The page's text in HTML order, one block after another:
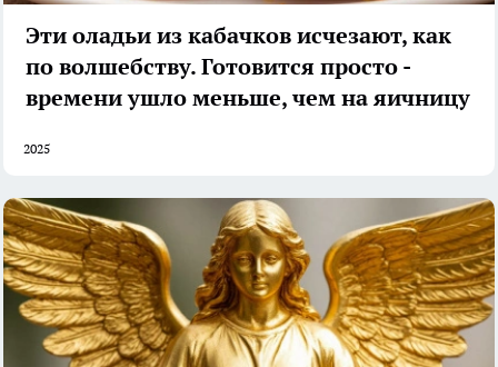
Эти оладьи из кабачков исчезают, как
по волшебству. Готовится просто -
времени ушло меньше, чем на яичницу
2025